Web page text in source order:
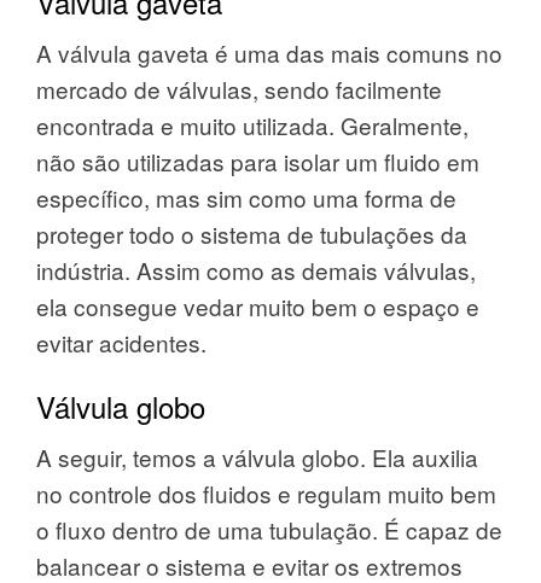
A válvula gaveta é uma das mais comuns no
mercado de válvulas, sendo facilmente
encontrada e muito utilizada. Geralmente,
não são utilizadas para isolar um fluido em
específico, mas sim como uma forma de
proteger todo o sistema de tubulações da
indústria. Assim como as demais válvulas,
ela consegue vedar muito bem o espaço e
evitar acidentes.
Válvula globo
A seguir, temos a válvula globo. Ela auxilia
no controle dos fluidos e regulam muito bem
o fluxo dentro de uma tubulação. É capaz de
balancear o sistema e evitar os extremos